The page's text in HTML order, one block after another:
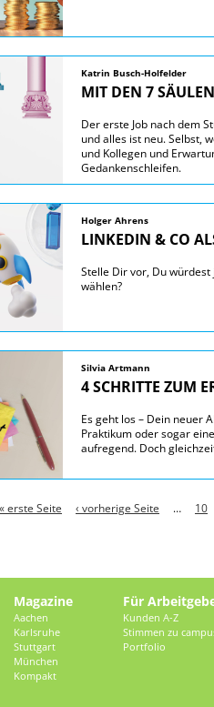
Katrin Busch-Holfelder
MIT DEN 7
Der erste Job nach dem
und alles ist neu. Selbst,
und Kollegen und
Gedankenschleifen.
Holger Ahrens
LINKEDIN & CO
Stelle Dir vor, Du
wählen?
Silvia Artmann
4 SCHRITTE ZUM
Es geht los – Dein neuer
Praktikum oder sogar
aufregend. Doch
« erste Seite ‹ vorherige Seite … 10
Magazine
Aachen
Karlsruhe
Stuttgart
München
Kompakt
Für
Kunden A-Z
Stimmen zu
Portfolio